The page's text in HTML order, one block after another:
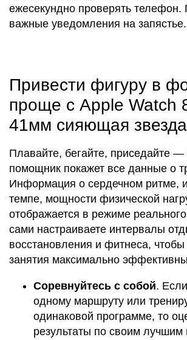
ежесекундно проверять телефон.
важные уведомления на запястье.
Привести фигуру в
проще с Apple Watch
41мм сияющая звезда
Плавайте, бегайте, приседайте
помощник покажет все данные о
Информация о сердечном ритме,
темпе, мощности физической
отображается в режиме
сами настраиваете интервалы
восстановления и фитнеса, чтобы
занятия максимально
Соревнуйтесь с собой.
одному маршруту или
одинаковой программе, то
результаты по своим лучшим